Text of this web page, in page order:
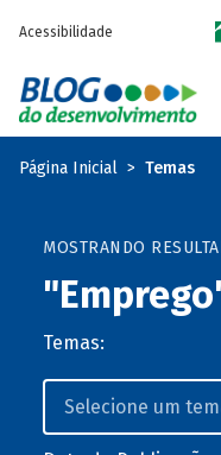
Acessibilidade
Página Inicial Temas
MOSTRANDO
Temas: